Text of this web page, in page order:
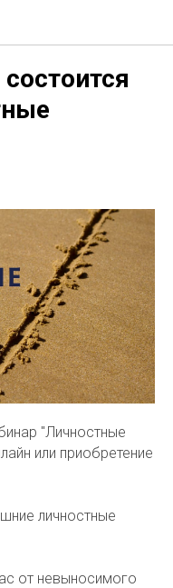
"Личностные
или приобретение
личностные
от невыносимого